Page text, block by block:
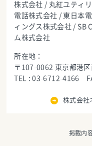
株式会社 / 丸紅ユティ
電話株式会社 / 東日本
ィングス株式会社 / SB
ム株式会社
所在地：
〒107-0062 東京都港
TEL : 03-6712-4166
株式会社
掲載内